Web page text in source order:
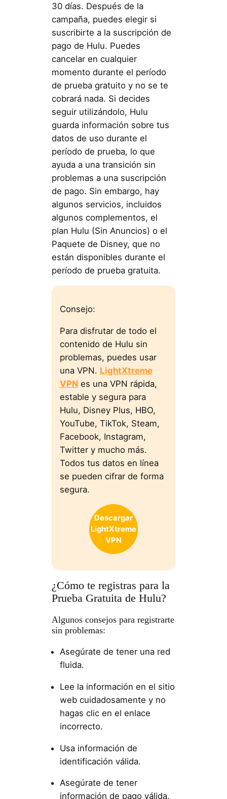
30 días. Después de la
campaña, puedes elegir si
suscribirte a la suscripción de
pago de Hulu. Puedes
cancelar en cualquier
momento durante el período
de prueba gratuito y no se te
cobrará nada. Si decides
seguir utilizándolo, Hulu
guarda información sobre tus
datos de uso durante el
período de prueba, lo que
ayuda a una transición sin
problemas a una suscripción
de pago. Sin embargo, hay
algunos servicios, incluidos
algunos complementos, el
plan Hulu (Sin Anuncios) o el
Paquete de Disney, que no
están disponibles durante el
período de prueba gratuita.
Consejo:
Para disfrutar de todo el
contenido de Hulu sin
problemas, puedes usar
una VPN. LightXtreme
VPNes una VPN rápida,
estable y segura para
Hulu, Disney Plus, HBO,
YouTube, TikTok, Steam,
Facebook, Instagram,
Twitter y mucho más.
Todos tus datos en línea
se pueden cifrar de forma
segura.
Descargar
LightXtreme
VPN
¿Cómo te registras para la
Prueba Gratuita de Hulu?
Algunos consejos para registrarte
sin problemas:
Asegúrate de tener una red
fluida.
Lee la información en el sitio
web cuidadosamente y no
hagas clic en el enlace
incorrecto.
Usa información de
identificación válida.
Asegúrate de tener
información de pago válida.